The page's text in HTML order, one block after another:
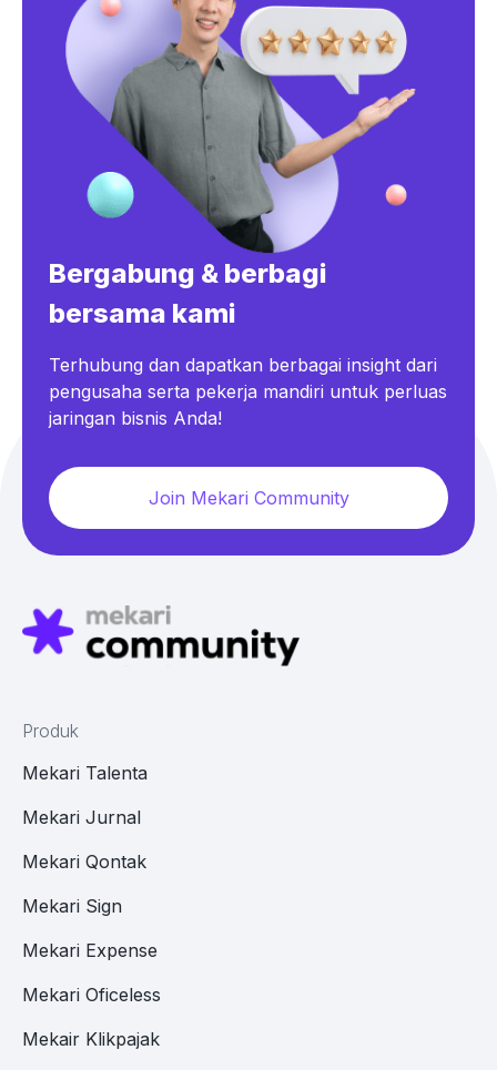
Bergabung & berbagi
bersama kami
Terhubung dan dapatkan berbagai insight dari
pengusaha serta pekerja mandiri untuk perluas
jaringan bisnis Anda!
Join Mekari Community
Produk
Mekari Talenta
Mekari Jurnal
Mekari Qontak
Mekari Sign
Mekari Expense
Mekari Oficeless
Mekair Klikpajak